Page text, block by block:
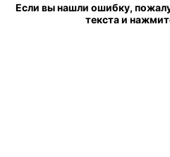
Если вы нашли ошибку,
текста и